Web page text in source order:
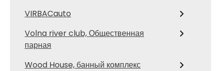
VIRBACauto
Volna river club, Общественная
парная
Wood House, банный комплекс